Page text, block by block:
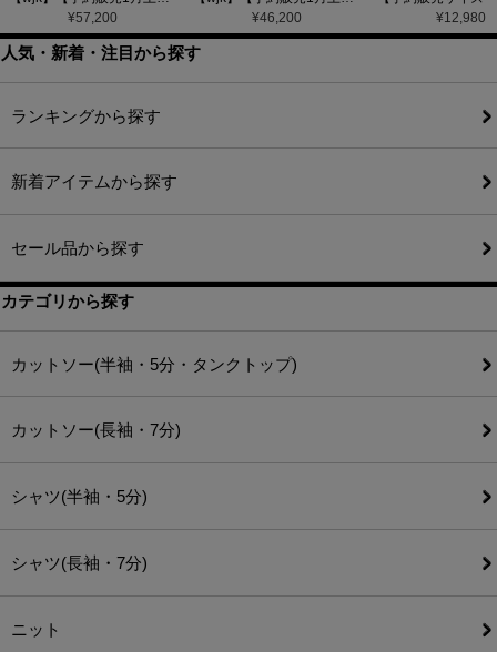
¥57,200
¥46,200 ¥12,980
人気・新着・注目から探す
ランキングから探す
新着アイテムから探す
セール品から探す
カテゴリから探す
カットソー(半袖・5分・タンクトップ)
カットソー(長袖・7分)
シャツ(半袖・5分)
シャツ(長袖・7分)
ニット